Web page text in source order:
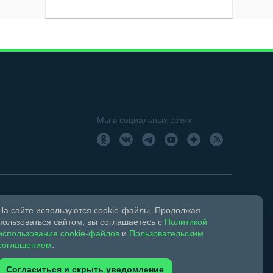
Мы в социальных сетях
о регистрации СМИ ЭЛ № ФС 77 –
праве и смежных правах.
18+
сайте используются cookie-файлы. Продолжая
сайтом, вы соглашаетесь с Политикой
cookie-файлов и Пользовательским
Согласиться и скрыть уведомление